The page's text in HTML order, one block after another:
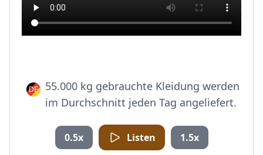
55.000 kg gebrauchte Kleidung werden
im Durchschnitt jeden Tag angeliefert.
0.5x Listen 1.5x